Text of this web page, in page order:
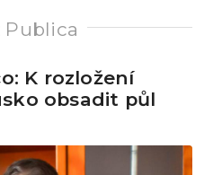
Publica
K rozložení
obsadit půl